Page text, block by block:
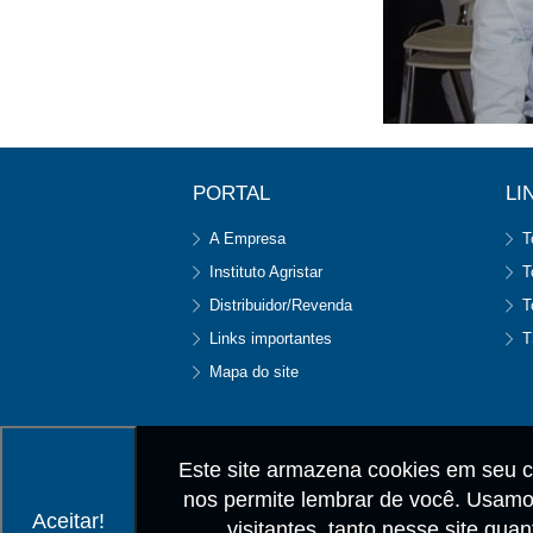
Aceitar!
Este site armazena cookies em seu
nos permite lembrar de você.
PORTAL
A Empresa
Instituto Agristar
Distribuidor/Revenda
Links importantes
Mapa do site